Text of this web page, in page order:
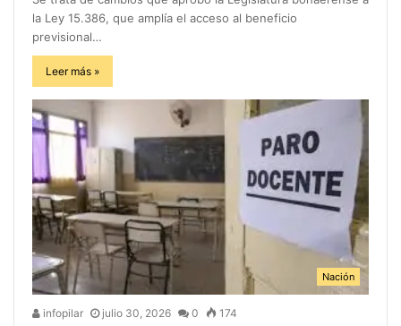
la Ley 15.386, que amplía el acceso al beneficio
previsional…
Leer más »
Nación
infopilar julio 30, 2026 0 174